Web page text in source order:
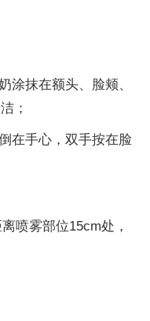
涂抹在额头、脸颊、
；
在手心，双手按在脸
喷雾部位15cm处，